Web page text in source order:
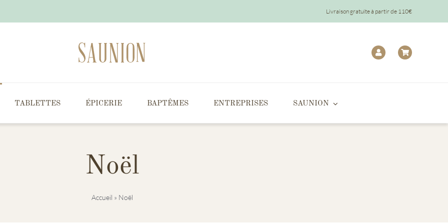
Livraison gratuite à partir de 110€
TABLETTES ÉPICERIE BAPTÊMES ENTREPRISES SAUNION
Noël
Accueil » Noël